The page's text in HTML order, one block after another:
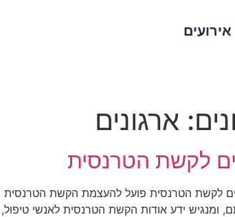
אירועים
ארגונים
לקשת הטרנסית
לקשת הטרנסית פועל להעצמת הקשת הטרנסית
ומנגיש ידע אודות הקשת הטרנסית לאנשי